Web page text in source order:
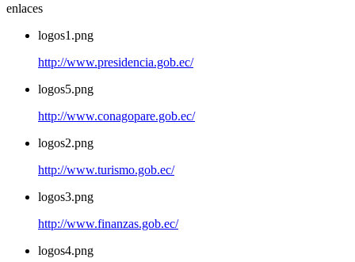
enlaces
logos1.png
http://www.presidencia.gob.ec/
logos5.png
http://www.conagopare.gob.ec/
logos2.png
http://www.turismo.gob.ec/
logos3.png
http://www.finanzas.gob.ec/
logos4.png